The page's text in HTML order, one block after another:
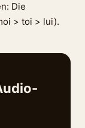
Die
> toi > lui).